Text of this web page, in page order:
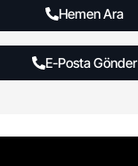
Hemen Ara
E-Posta Gönder